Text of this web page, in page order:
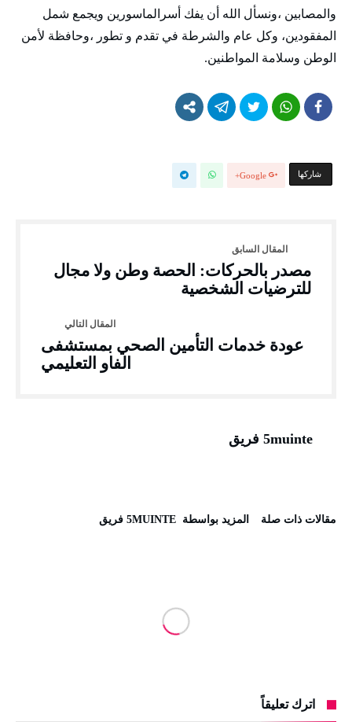
والمصابين ،ونسأل الله أن يفك أسرالماسورين ويجمع شمل
المفقودين، وكل عام والشرطة في تقدم و تطور ،وحافظة لأمن
الوطن وسلامة المواطنين.
‫‫ شاركها‬ Google+
مصدر بالحركات: الحصة وطن ولا مجال
للترضيات الشخصية
عودة خدمات التأمين الصحي بمستشفى
الفاو التعليمي
5muinte فريق
‫مقالات ذات صلة‬ ‫‫المزيد بواسطة‬ ‬ 5MUINTE فريق
اترك تعليقاً